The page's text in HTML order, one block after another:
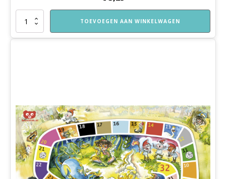
Schetsboek
formaat
TOEVOEGEN AAN WINKELWAGEN